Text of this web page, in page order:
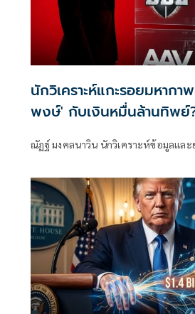
นักวิเคราะห์แกะรอยมหาก
พงษ์' กับเงินหมื่นล้านทิพย์
ณัฏฐ์ มงคลนาวิน นักวิเคราะห์ข้อมูลแล